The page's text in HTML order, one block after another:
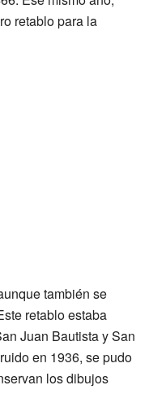
retablo para la
también se
retablo estaba
Juan Bautista y San
en 1936, se pudo
los dibujos